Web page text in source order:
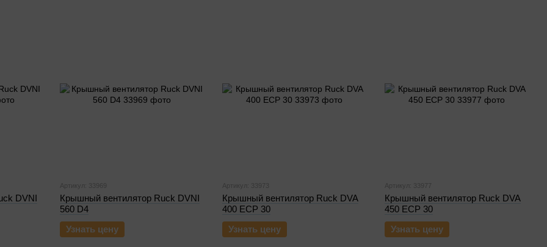
DVNI
Артикул: 33969
Крышный вентилятор Ruck DVNI
560 D4
Узнать цену
Артикул: 33973
Крышный вентилятор Ruck DVA
400 ECP 30
Узнать цену
Артикул: 33977
Крышный вентилятор Ruck DVA
450 ECP 30
Узнать цену